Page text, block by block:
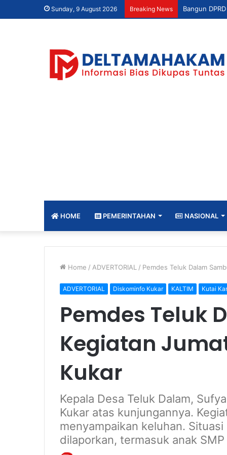
Sunday, 9 August 2026 Breaking News
HOME PEMERINTAHAN NASIONAL
Home / ADVERTORIAL / Pemdes Teluk Dalam
ADVERTORIAL Diskominfo Kukar KALTIM Kutai
Pemdes Teluk
Kegiatan
Kukar
Kepala Desa Teluk Dalam,
Kukar atas kunjungannya.
menyampaikan keluhan.
dilaporkan, termasuk anak